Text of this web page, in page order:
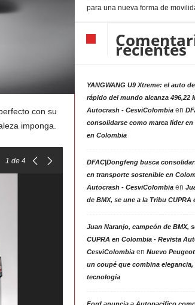
con su
imponga.
1 de 4
para una nueva forma de
recientes
YANGWANG U9 Xtreme: el auto
rápido del mundo alcanza 496,22
Autocrash - CesviColombiaen
consolidarse como marca líder
en Colombia
DFAC|Dongfeng busca
en transporte sostenible en
Autocrash - CesviColombiaen
de BMX, se une a la Tribu CUPRA
Juan Naranjo, campeón de BMX,
CUPRA en Colombia - Revista
CesviColombiaen Nuevo
un coupé que combina
tecnología